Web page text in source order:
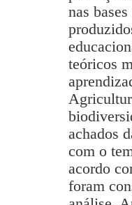
nas
teóricos
achados
com o
acordo
foram